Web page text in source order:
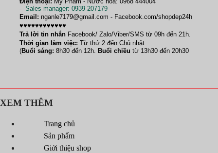
- Sales manager: 0939 207179
Email: nganle7179@gmail.com - Facebook.com/shopdep24h
♥♥♥♥♥♥♥♥♥♥♥♥
Trả lời tin nhắn Facebook/ Zalo/Viber/SMS từ 09h đến 21h.
Thời gian làm việc: Từ thứ 2 đến Chủ nhật
(Buổi sáng: 8h30 đến 12h. Buổi chiều từ 13h30 đến 20h30
XEM THÊM
Trang chủ
Sản phẩm
Giới thiệu shop